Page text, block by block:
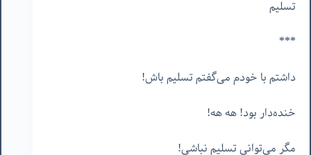
تسلیم
***
داشتم با خودم می‌گفتم تسلیم باش!
خنده‌دار بود! هه هه!
مگر می‌توانی تسلیم نباشی!